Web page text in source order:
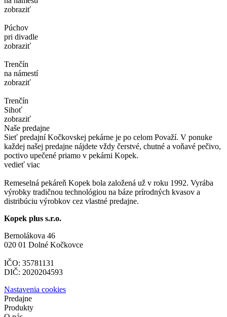
zobraziť
Púchov
pri divadle
zobraziť
Trenčín
na námestí
zobraziť
Trenčín
Sihoť
zobraziť
Naše predajne
Sieť predajní Kočkovskej pekárne je po celom Považí. V ponuke
každej našej predajne nájdete vždy čerstvé, chutné a voňavé pečivo,
poctivo upečené priamo v pekárni Kopek.
vedieť viac
Remeselná pekáreň Kopek bola založená už v roku 1992. Vyrába
výrobky tradičnou technológiou na báze prírodných kvasov a
distribúciu výrobkov cez vlastné predajne.
Kopek plus s.r.o.
Bernolákova 46
020 01 Dolné Kočkovce
IČO: 35781131
DIČ: 2020204593
Nastavenia cookies
Predajne
Produkty